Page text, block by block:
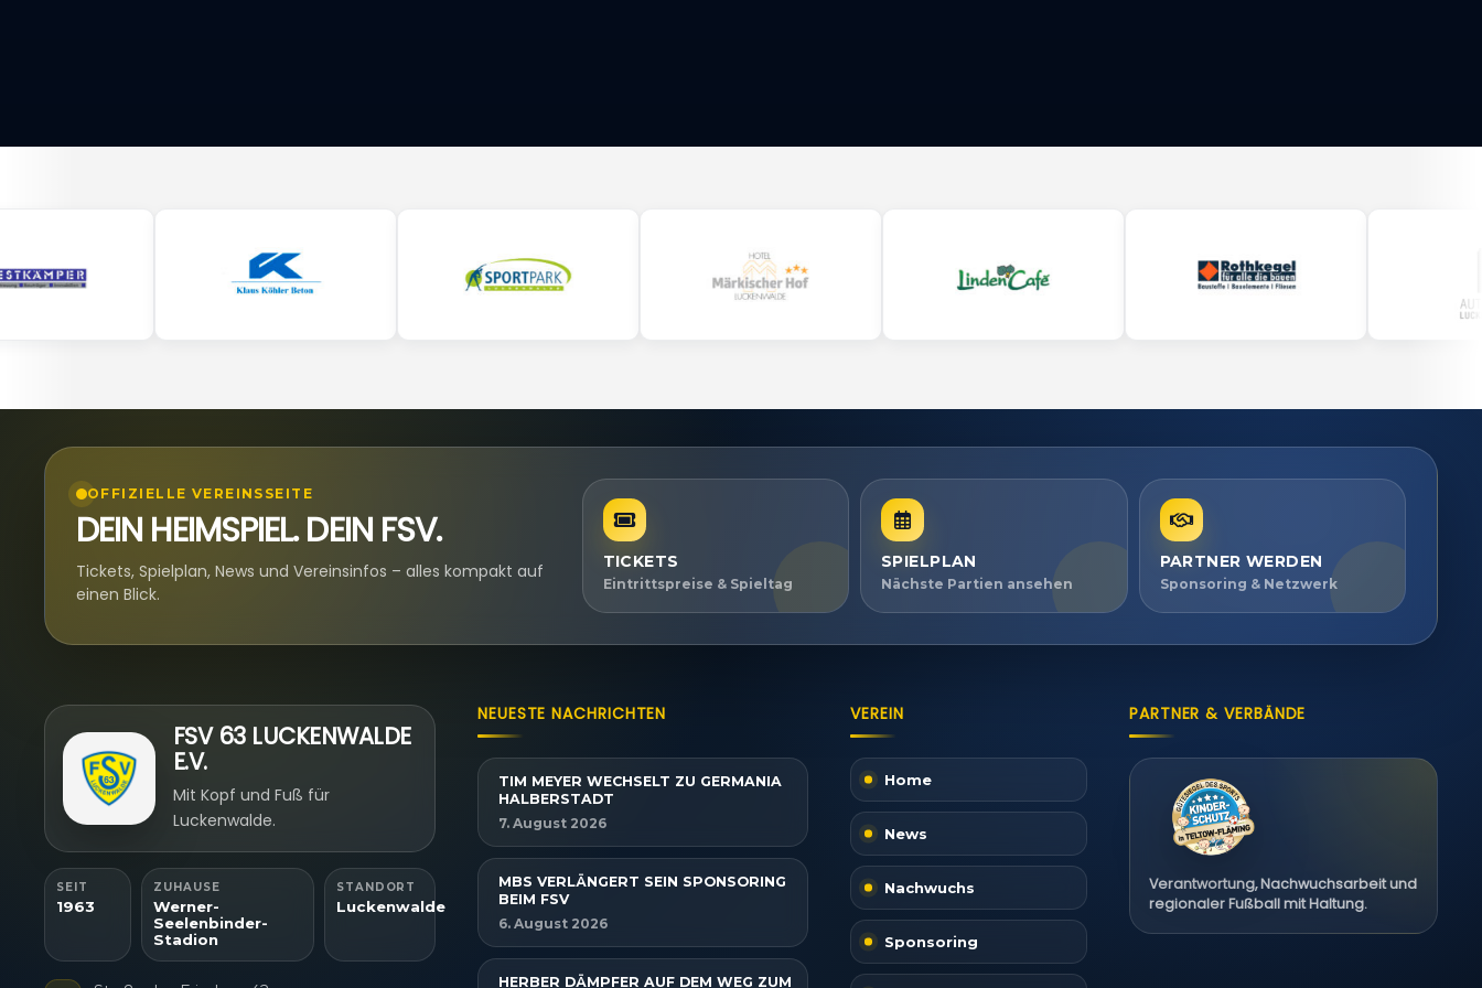
OFFIZIELLE VEREINSSEITE
DEIN HEIMSPIEL. DEIN FSV.
Tickets, Spielplan, News und Vereinsinfos – alles kompakt auf
einen Blick.
TICKETS
Eintrittspreise & Spieltag
SPIELPLAN
Nächste Partien ansehen
PARTNER WERDEN
Sponsoring & Netzwerk
FSV 63 LUCKENWALDE
E.V.
Mit Kopf und Fuß für
Luckenwalde.
SEIT
1963
ZUHAUSE
Werner-
Seelenbinder-
Stadion
STANDORT
Luckenwalde
NEUESTE NACHRICHTEN
TIM MEYER WECHSELT ZU GERMANIA
HALBERSTADT
7. August 2026
MBS VERLÄNGERT SEIN SPONSORING
BEIM FSV
6. August 2026
HERBER DÄMPFER AUF DEM WEG ZUM
VEREIN
Home
News
Nachwuchs
Sponsoring
PARTNER & VERBÄNDE
Verantwortung, Nachwuchsarbeit und
regionaler Fußball mit Haltung.